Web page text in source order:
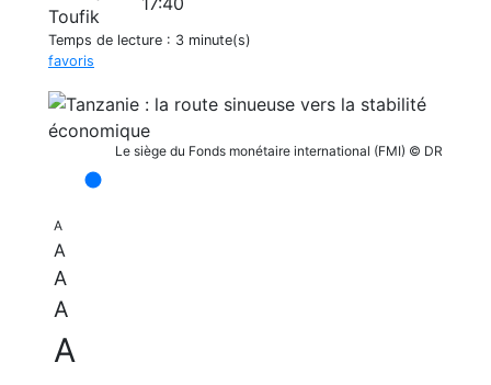
Temps de lecture : 3 minute(s)
favoris
Le siège du Fonds monétaire international (FMI) © DR
A
A
A
A
A